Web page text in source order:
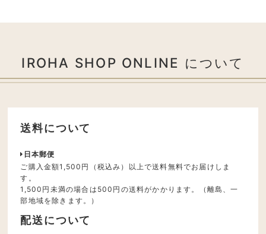
IROHA SHOP ONLINE について
送料について
日本郵便
ご購入金額1,500円（税込み）以上で送料無料でお届けしま
す。
1,500円未満の場合は500円の送料がかかります。（離島、一
部地域を除きます。）
配送について